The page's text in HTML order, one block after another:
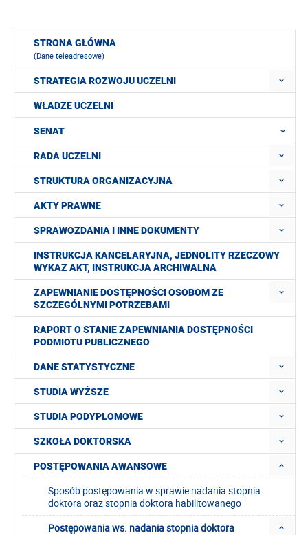
STRONA GŁÓWNA
(Dane teleadresowe)
STRATEGIA ROZWOJU UCZELNI
WŁADZE UCZELNI
SENAT
RADA UCZELNI
STRUKTURA ORGANIZACYJNA
AKTY PRAWNE
SPRAWOZDANIA I INNE DOKUMENTY
INSTRUKCJA KANCELARYJNA, JEDNOLITY RZECZOWY
WYKAZ AKT, INSTRUKCJA ARCHIWALNA
ZAPEWNIANIE DOSTĘPNOŚCI OSOBOM ZE
SZCZEGÓLNYMI POTRZEBAMI
RAPORT O STANIE ZAPEWNIANIA DOSTĘPNOŚCI
PODMIOTU PUBLICZNEGO
DANE STATYSTYCZNE
STUDIA WYŻSZE
STUDIA PODYPLOMOWE
SZKOŁA DOKTORSKA
POSTĘPOWANIA AWANSOWE
Sposób postępowania w sprawie nadania stopnia
doktora oraz stopnia doktora habilitowanego
Postępowania ws. nadania stopnia doktora